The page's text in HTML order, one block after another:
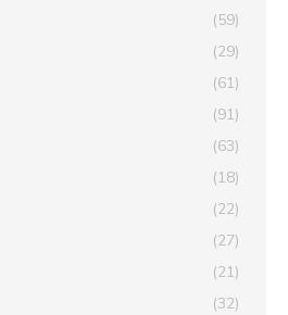
(59)
(29)
(61)
(91)
(63)
(18)
(22)
(27)
(21)
(32)